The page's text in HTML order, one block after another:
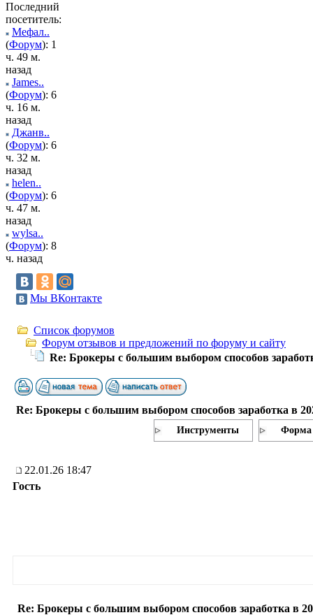
Последний
посетитель:
Мефал..
(Форум): 1
ч. 49 м.
назад
James..
(Форум): 6
ч. 16 м.
назад
Джанв..
(Форум): 6
ч. 32 м.
назад
helen..
(Форум): 6
ч. 47 м.
назад
wylsa..
(Форум): 8
ч. назад
Мы ВКонтакте
Список форумов
Форум отзывов и предложений по форуму и сайту
Re: Брокеры с большим выбором способов
Re: Брокеры с большим выбором способов заработка в
Инструменты Форма
22.01.26 18:47
Гость
Re: Брокеры с большим выбором способов заработка в